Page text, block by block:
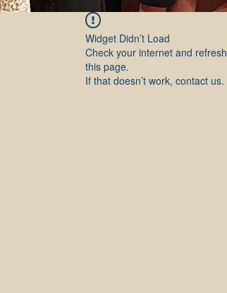
Widget Didn’t Load
Check your internet and refresh
this page.
If that doesn’t work, contact us.